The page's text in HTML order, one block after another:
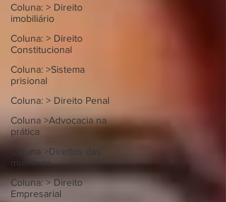
Coluna: > Direito
imobiliário
Coluna: > Direito
Constitucional
Coluna: >Sistema
prisional
Coluna: > Direito Penal
Coluna >Advocacia na
prática
Coluna >Direitos das
mulheres
Coluna: > Direito
Empresarial